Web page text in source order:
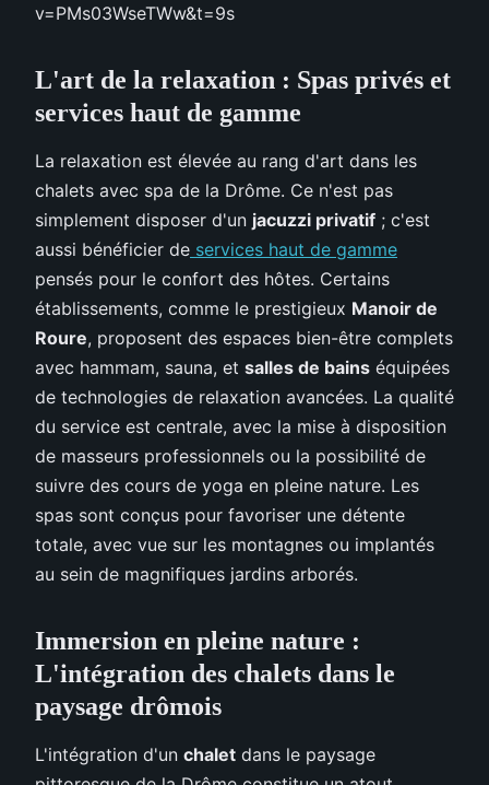
v=PMs03WseTWw&t=9s
L'art de la relaxation : Spas privés et
services haut de gamme
La relaxation est élevée au rang d'art dans les
chalets avec spa de la Drôme. Ce n'est pas
simplement disposer d'un jacuzzi privatif ; c'est
aussi bénéficier de services haut de gamme
pensés pour le confort des hôtes. Certains
établissements, comme le prestigieux Manoir de
Roure, proposent des espaces bien-être complets
avec hammam, sauna, et salles de bains équipées
de technologies de relaxation avancées. La qualité
du service est centrale, avec la mise à disposition
de masseurs professionnels ou la possibilité de
suivre des cours de yoga en pleine nature. Les
spas sont conçus pour favoriser une détente
totale, avec vue sur les montagnes ou implantés
au sein de magnifiques jardins arborés.
Immersion en pleine nature :
L'intégration des chalets dans le
paysage drômois
L'intégration d'un chalet dans le paysage